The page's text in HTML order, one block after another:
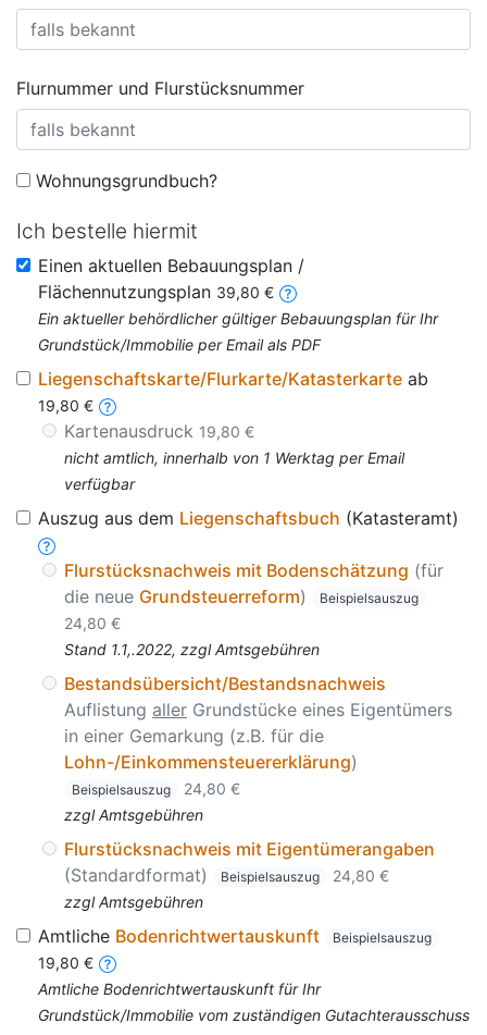
Flurnummer und Flurstücksnummer
Wohnungsgrundbuch?
Ich bestelle hiermit
Einen aktuellen Bebauungsplan /
Flächennutzungsplan 39,80 €
Ein aktueller behördlicher gültiger Bebauungsplan für Ihr
Grundstück/Immobilie per Email als PDF
Liegenschaftskarte/Flurkarte/Katasterkarte ab
19,80 €
Kartenausdruck 19,80 €
nicht amtlich, innerhalb von 1 Werktag per Email
verfügbar
Auszug aus dem Liegenschaftsbuch (Katasteramt)
Flurstücksnachweis mit Bodenschätzung (für
die neue Grundsteuerreform) Beispielsauszug
24,80 €
Stand 1.1,.2022, zzgl Amtsgebühren
Bestandsübersicht/Bestandsnachweis
Auflistung aller Grundstücke eines Eigentümers
in einer Gemarkung (z.B. für die
Lohn-/Einkommensteuererklärung)
Beispielsauszug
24,80 €
zzgl Amtsgebühren
Flurstücksnachweis mit Eigentümerangaben
(Standardformat)
Beispielsauszug
24,80 €
zzgl Amtsgebühren
Amtliche Bodenrichtwertauskunft Beispielsauszug
19,80 €
Amtliche Bodenrichtwertauskunft für Ihr
Grundstück/Immobilie vom zuständigen Gutachterausschuss